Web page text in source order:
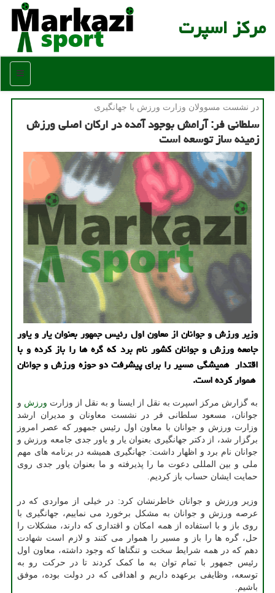
مركز اسپرت
منو
در نشست مسوولان وزارت ورزش با جهانگیری
سلطانی فر: آرامش بوجود آمده در اركان اصلی ورزش
زمینه ساز توسعه است
وزیر ورزش و جوانان از معاون اول رئیس جمهور بعنوان یار و یاور
جامعه ورزش و جوانان كشور نام برد كه گره ها را باز كرده و با
اقتدار همیشگی مسیر را برای پیشرفت دو حوزه ورزش و جوانان
هموار كرده است.
به گزارش مرکز اسپرت به نقل از ایسنا و به نقل از وزارت ورزش و
جوانان، مسعود سلطانی فر در نشست معاونان و مدیران ارشد
وزارت ورزش و جوانان با معاون اول رئیس جمهور که عصر امروز
برگزار شد، از دکتر جهانگیری بعنوان یار و یاور جدی جامعه ورزش و
جوانان نام برد و اظهار داشت: جهانگیری همیشه در برنامه های مهم
ملی و بین المللی دعوت ما را پذیرفته و ما بعنوان یاور جدی روی
حمایت ایشان حساب باز کردیم.
وزیر ورزش و جوانان خاطرنشان کرد: در خیلی از مواردی که در
عرصه ورزش و جوانان به مشکل برخورد می نماییم، جهانگیری با
روی باز و با استفاده از همه امکان و اقتداری که دارند، مشکلات را
حل، گره ها را باز و مسیر را هموار می کنند و لازم است شهادت
دهم که در همه شرایط سخت و تنگناها که وجود داشته، معاون اول
رئیس جمهور با تمام توان به ما کمک کردند تا در حرکت رو به
توسعه، وظایفی برعهده داریم و اهدافی که در دولت بوده، موفق
باشیم.